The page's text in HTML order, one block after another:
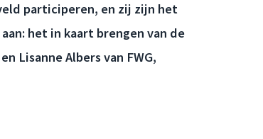
participeren, en zij zijn het
het in kaart brengen van de
Lisanne Albers van FWG,